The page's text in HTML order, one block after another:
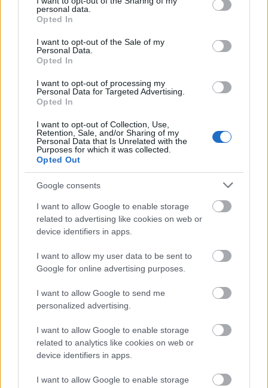
grant or deny consent to Google and its third-party tags to
use your data for below specified purposes in below Google
consent section.
personal data.
Opted In
I want to opt-out of the Sale of my
Personal Data.
Opted In
I want to opt-out of processing my
Personal Data for Targeted Advertising.
Opted In
I want to opt-out of Collection, Use,
Retention, Sale, and/or Sharing of my
Personal Data that Is Unrelated with the
Purposes for which it was collected.
Opted Out
Google consents
I want to allow Google to enable storage
related to advertising like cookies on web or
device identifiers in apps.
I want to allow my user data to be sent to
Google for online advertising purposes.
I want to allow Google to send me
personalized advertising.
I want to allow Google to enable storage
related to analytics like cookies on web or
device identifiers in apps.
I want to allow Google to enable storage
romantika stílusában íródott fergeteges komédiáját
Almási-Tóth András
többek köztFekete Attila, Geiger Lajos ésSzvétek
Lászlólátható. Az előadásokat
ismert vígoperájának bemutatásával kíván
tisztelegniDohnányielőtt.
Bemutatói előtt az Opera kötetlen hangvételű
előadásokkal igyekszik a közönséget bővebb
zenetörténeti, művészeti ismeretekhez juttatni, vagy
egyszerűen közelebb vinni a művek lényegéhez. A
2014/2015-ös évadban folytatódik a
. A 45
perces sorozat az évad összes premierjének napján
ingyenesen látogatható az Opera Székely Bertalan-
termében és Szfinx-teraszán, illetve az Erkel Színház
Jókai utcai Zenekari Centrum Dózsa-termében egy
órával az aktuális opera- vagy balettprodukció
többek köztPongor Ildikóbalettmestert,
Krasznai
Gáspárkarnagyot,Fazekas Gergely
Dénes Istvánkarmestert.
Új sorozat aFaggató, amely a világ számos